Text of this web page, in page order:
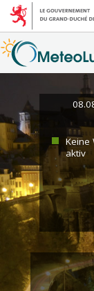
Keine
aktiv